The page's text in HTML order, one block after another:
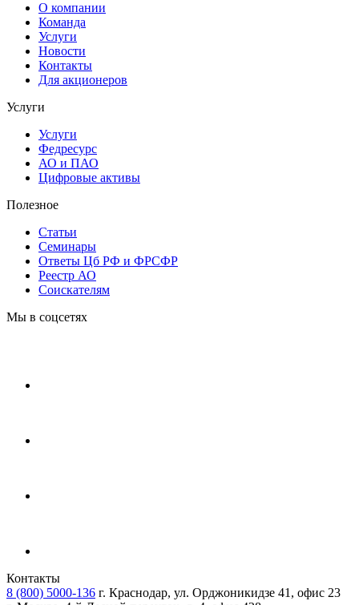
О компании
Команда
Услуги
Новости
Контакты
Для акционеров
Услуги
Услуги
Федресурс
АО и ПАО
Цифровые активы
Полезное
Статьи
Cеминары
Ответы Цб РФ и ФРСФР
Реестр АО
Соискателям
Мы в соцсетях
Контакты
8 (800) 5000-136 г. Краснодар, ул. Орджоникидзе 41, офис 23